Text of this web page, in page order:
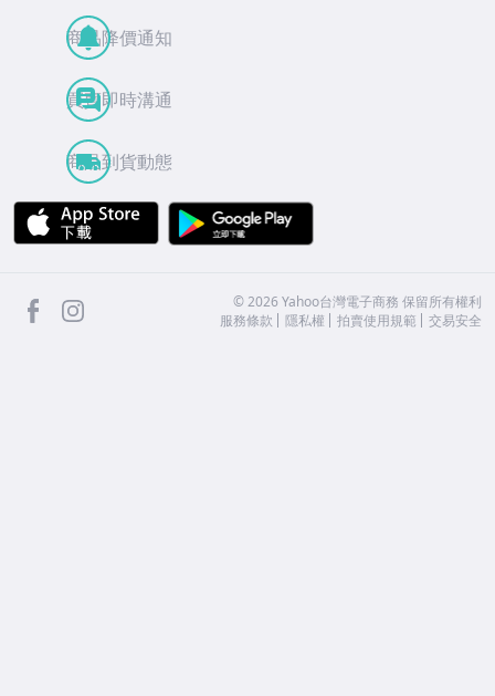
商品降價通知
買賣即時溝通
商品到貨動態
APP Store
facebook ©2026 Yahoo台灣電子商務 保留所有權利
服務條款
隱私權 拍賣使用規範 交易安全